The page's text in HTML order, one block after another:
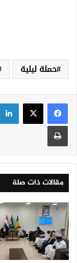
حملة ليلية
مقالات ذات صلة